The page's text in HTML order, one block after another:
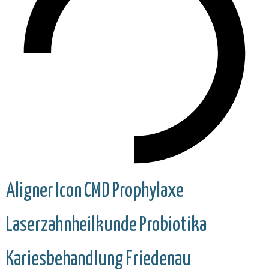
Aligner IconCMD Prophylaxe
Laserzahnheilkunde Probiotika
Kariesbehandlung Friedenau